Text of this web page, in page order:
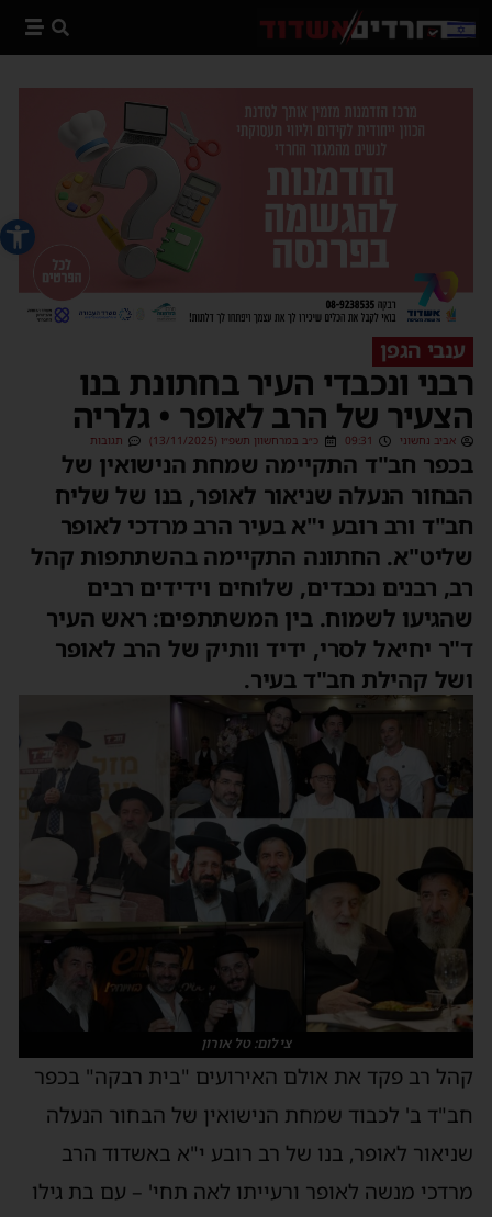
פתח
ענבי הגפן
רבני ונכבדי העיר בחתונת בנו
הצעיר של הרב לאופר • גלריה
אביב נחשוני 09:31 כ״ב במרחשוון תשפ״ו (13/11/2025) תגובות
בכפר חב"ד התקיימה שמחת הנישואין של
הבחור הנעלה שניאור לאופר, בנו של שליח
חב"ד ורב רובע י"א בעיר הרב מרדכי לאופר
שליט"א. החתונה התקיימה בהשתתפות קהל
רב, רבנים נכבדים, שלוחים וידידים רבים
שהגיעו לשמוח. בין המשתתפים: ראש העיר
ד"ר יחיאל לסרי, ידיד וותיק של הרב לאופר
ושל קהילת חב"ד בעיר.
צילום: טל אורון
קהל רב פקד את אולם האירועים "בית רבקה" בכפר
חב"ד ב' לכבוד שמחת הנישואין של הבחור הנעלה
שניאור לאופר, בנו של רב רובע י"א באשדוד הרב
מרדכי מנשה לאופר ורעייתו לאה תחי' – עם בת גילו